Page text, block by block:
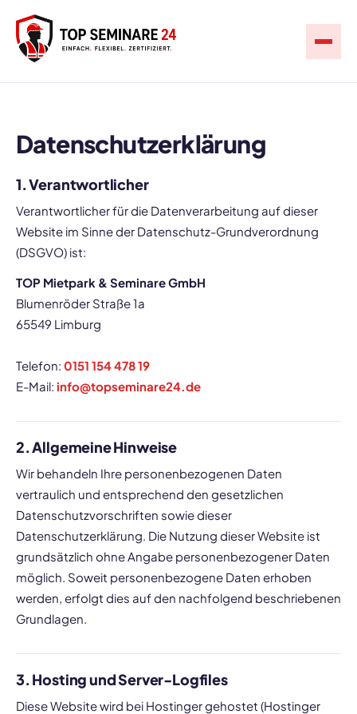
Datenschutzerklärung
1. Verantwortlicher
Verantwortlicher für die Datenverarbeitung auf dieser
Website im Sinne der Datenschutz-Grundverordnung
(DSGVO) ist:
TOP Mietpark & Seminare GmbH
Blumenröder Straße 1a
65549 Limburg
Telefon: 0151 154 478 19
E-Mail: info@topseminare24.de
2. Allgemeine Hinweise
Wir behandeln Ihre personenbezogenen Daten
vertraulich und entsprechend den gesetzlichen
Datenschutzvorschriften sowie dieser
Datenschutzerklärung. Die Nutzung dieser Website ist
grundsätzlich ohne Angabe personenbezogener Daten
möglich. Soweit personenbezogene Daten erhoben
werden, erfolgt dies auf den nachfolgend beschriebenen
Grundlagen.
3. Hosting und Server-Logfiles
Diese Website wird bei Hostinger gehostet (Hostinger